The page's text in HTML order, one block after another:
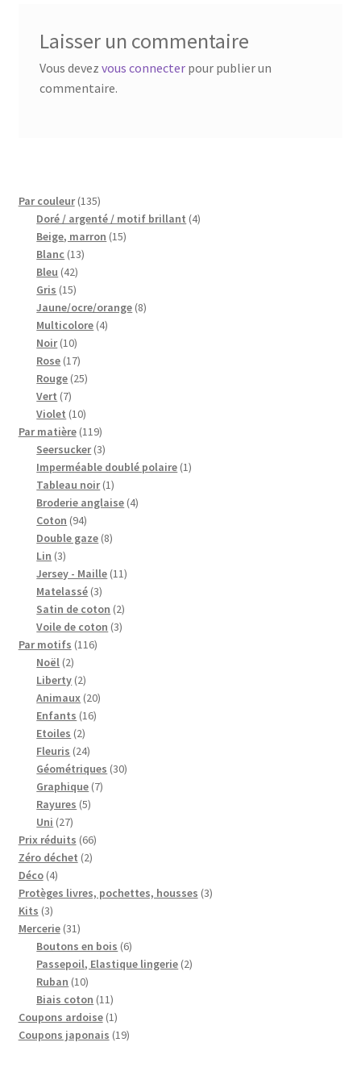
CGV
Laisser un commentaire
Vous devez vous connecterpour publier un
commentaire.
Par couleur 135135
produits
Doré / argenté / motif brillant 44
Beige, marron 1515
Blanc 1313
Bleu 4242
produits
Gris 1515
produits
Jaune/ocre/orange 88
Multicolore 44
Noir 1010
produits
Rose 1717
produits
Rouge 2525
Vert 77
produits
Violet 1010
produits
Par matière 119119
produits
Seersucker 33
produits
Imperméable doublé polaire 11
Tableau noir 11
produit
Broderie anglaise 44
Coton 9494
produits
Double gaze 88
Lin 33
produits
Jersey - Maille 1111
Matelassé 33
produits
Satin de coton 22
produits
Voile de coton 33
Par motifs 116116
Noël 22
produits
Liberty 22
produits
Animaux 2020
Enfants 1616
Etoiles 22
produits
Fleuris 2424
produits
Géométriques 3030
Graphique 77
Rayures 55
Uni 2727
produits
Prix réduits 6666
Zéro déchet 22
Déco 44
produits
Protèges livres, pochettes, housses 33
Kits 33
produits
Mercerie 3131
produits
Boutons en bois 66
produits
Passepoil, Elastique lingerie 22
Ruban 1010
produits
Biais coton 1111
produits
Coupons ardoise 11
produit
Coupons japonais 1919